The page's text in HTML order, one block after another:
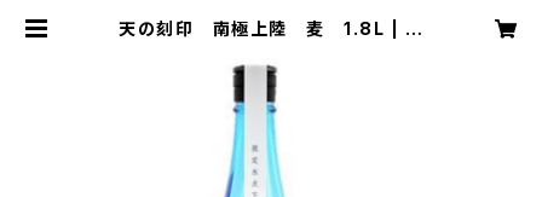
天の刻印 南極上陸 麦 1.8L | 吉